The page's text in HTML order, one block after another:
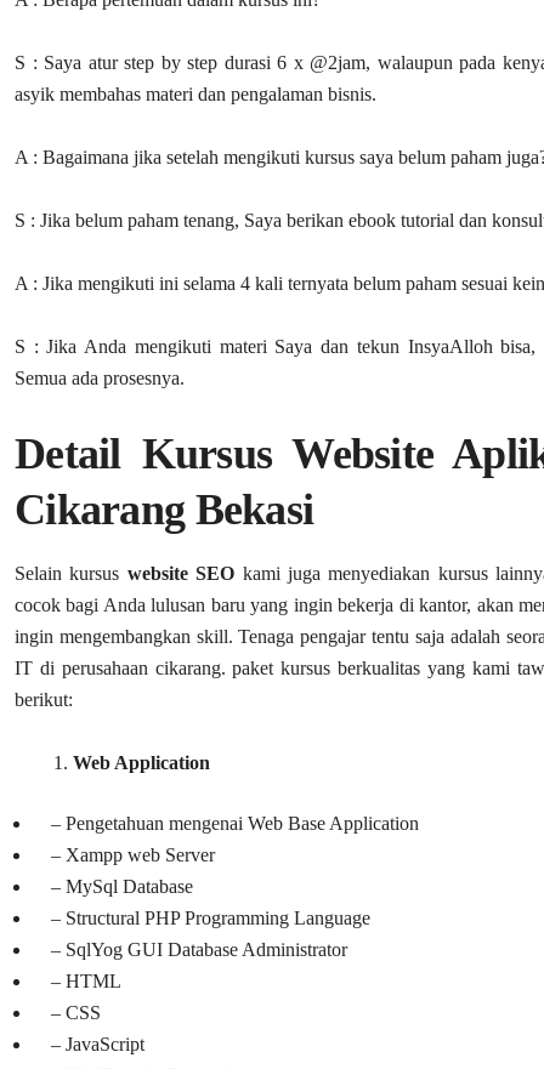
S : Saya atur step by step durasi 6 x @2jam, walaupun pada
asyik membahas materi dan pengalaman bisnis.
A : Bagaimana jika setelah mengikuti kursus saya belum paham
S : Jika belum paham tenang, Saya berikan ebook tutorial dan
A : Jika mengikuti ini selama 4 kali ternyata belum paham sesuai
S : Jika Anda mengikuti materi Saya dan tekun InsyaAlloh
Semua ada prosesnya.
Detail Kursus Website
Cikarang Bekasi
Selain kursus website SEO kami juga menyediakan kursus
cocok bagi Anda lulusan baru yang ingin bekerja di kantor, akan
ingin mengembangkan skill. Tenaga pengajar tentu saja adalah
IT di perusahaan cikarang. paket kursus berkualitas yang kami
berikut:
Web Application
– Pengetahuan mengenai Web Base Application
– Xampp web Server
– MySql Database
– Structural PHP Programming Language
– SqlYog GUI Database Administrator
– HTML
– CSS
– JavaScript